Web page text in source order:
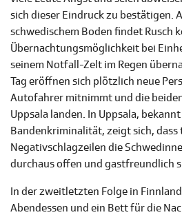
sich dieser Eindruck zu bestätigen.
schwedischem Boden findet Rusch
Übernachtungsmöglichkeit bei
seinem Notfall-Zelt im Regen
Tag eröffnen sich plötzlich neue
Autofahrer mitnimmt und die
Uppsala landen. In Uppsala,
Bandenkriminalität, zeigt sich,
Negativschlagzeilen die
durchaus offen und gastfreundlich
In der zweitletzten Folge in
Abendessen und ein Bett für die